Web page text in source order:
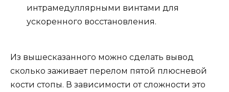
интрамедуллярными винтами для
ускоренного восстановления.
Из вышесказанного можно сделать вывод
сколько заживает перелом пятой плюсневой
кости стопы. В зависимости от сложности это